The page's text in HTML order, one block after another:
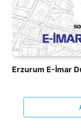
Erzurum E-İmar